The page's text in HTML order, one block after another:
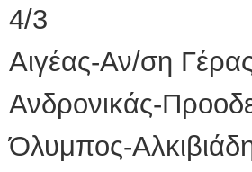
4/3
Αιγέας-Αν/ση
Ανδρονικάς-
Όλυμπος-